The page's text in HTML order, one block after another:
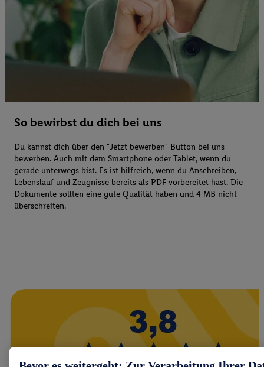
So bewirbst du dich bei uns
Du kannst dich über den "Jetzt bewerben"-Button bei uns
bewerben. Auch mit dem Smartphone oder Tablet, wenn du
gerade unterwegs bist. Es ist hilfreich, wenn du Anschreiben,
Lebenslauf und Zeugnisse bereits als PDF vorbereitet hast. Die
Dokumente sollten eine gute Qualität haben und 4 MB nicht
überschreiten.